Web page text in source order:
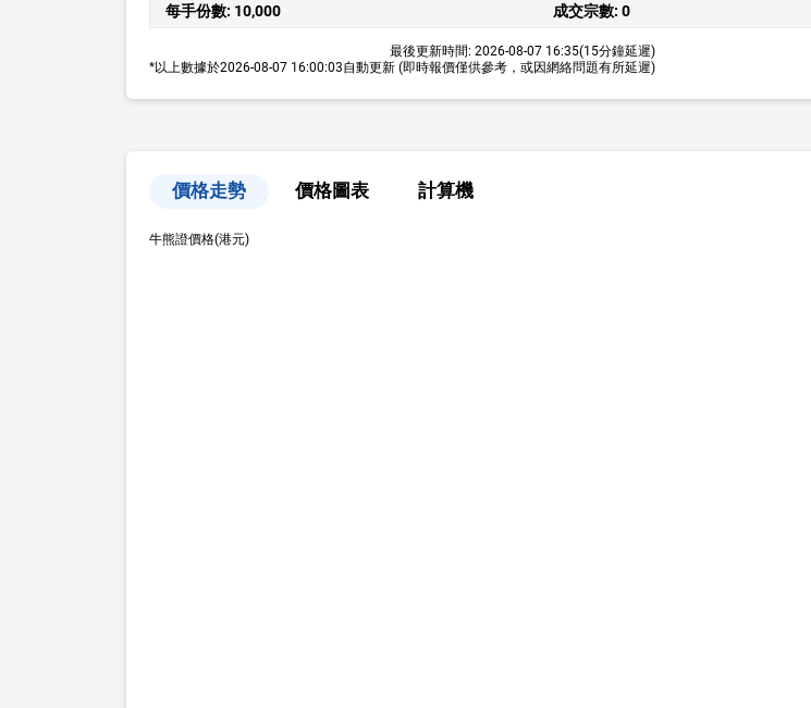
每手份數: 10,000 成交宗數: 0
最後更新時間: 2026-08-07 16:35(15分鐘延遲)
*以上數據於2026-08-07 16:00:03自動更新 (即時報價僅供參考，或因網絡問題有所延遲)
價格走勢 價格圖表 計算機
牛熊證價格(港元)